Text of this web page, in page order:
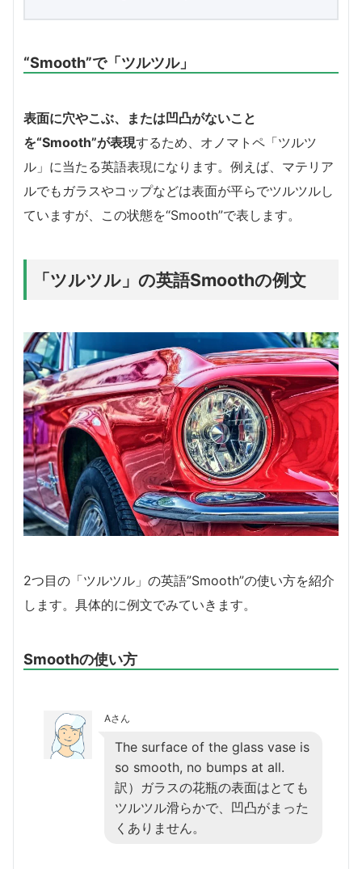
“Smooth”で「ツルツル」
表面に穴やこぶ、または凹凸がないこと
を“Smooth”が表現するため、オノマトペ「ツルツ
ル」に当たる英語表現になります。例えば、マテリア
ルでもガラスやコップなどは表面が平らでツルツルし
ていますが、この状態を“Smooth”で表します。
「ツルツル」の英語Smoothの例文
2つ目の「ツルツル」の英語”Smooth”の使い方を紹介
します。具体的に例文でみていきます。
Smoothの使い方
Aさん
The surface of the glass vase is
so smooth, no bumps at all.
訳）ガラスの花瓶の表面はとても
ツルツル滑らかで、凹凸がまった
くありません。